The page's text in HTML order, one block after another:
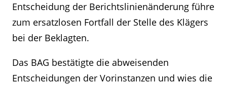
Entscheidung der Berichtslinienänderung führe
zum ersatzlosen Fortfall der Stelle des Klägers
bei der Beklagten.
Das BAG bestätigte die abweisenden
Entscheidungen der Vorinstanzen und wies die